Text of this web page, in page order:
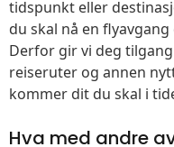
tidspunkt eller
du skal nå en
Derfor gir vi deg
reiseruter og annen
kommer dit du skal i
Hva med andre